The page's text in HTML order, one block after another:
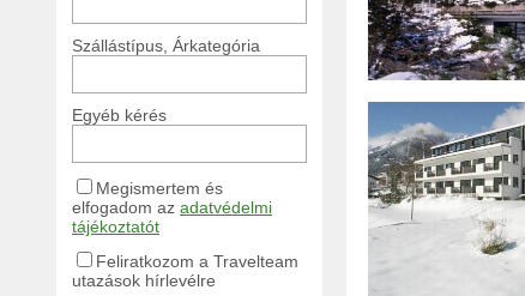
Szállástípus, Árkategória
Egyéb kérés
Megismertem és
elfogadom az adatvédelmi
tájékoztatót
Feliratkozom a Travelteam
utazások hírlevélre